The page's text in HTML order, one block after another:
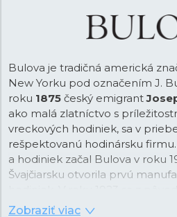
Bulova je tradičná americká
New Yorku pod označením J.
roku 1875 český emigrant
ako malá zlatníctvo s
vreckových hodiniek, sa v
rešpektovanú hodinársku
a hodiniek začal Bulova v roku
Švajčiarsku otvorila prvú
Bulova Watch Company. Firma
Zobraziť viac